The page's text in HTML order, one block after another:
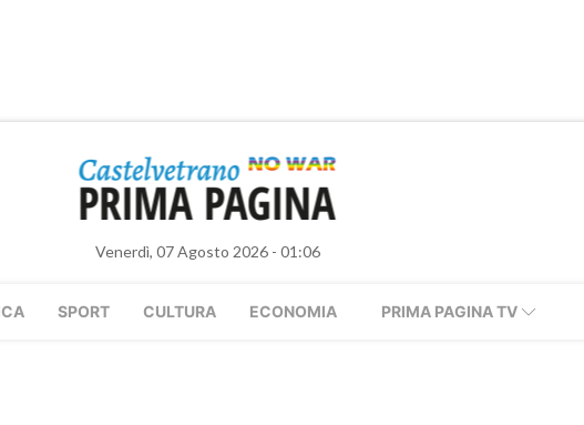
Venerdì, 07 Agosto 2026 - 01:06
SPORT CULTURA ECONOMIA PRIMA PAGINA TV